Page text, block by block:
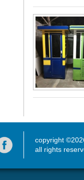
copyright
all rights